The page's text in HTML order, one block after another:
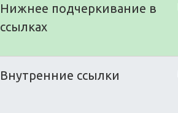
Нижнее подчеркивание в
ссылках
Внутренние ссылки